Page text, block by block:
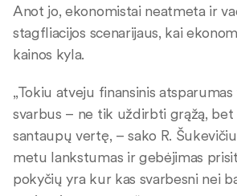
Anot jo, ekonomistai neatmeta ir
stagfliacijos scenarijaus, kai
kainos kyla.
„Tokiu atveju finansinis
svarbus – ne tik uždirbti grąžą, bet
santaupų vertę, – sako R.
metu lankstumas ir gebėjimas
pokyčių yra kur kas svarbesni nei